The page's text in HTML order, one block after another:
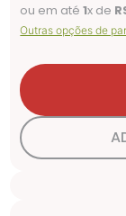
ou em até1x de
Outras opções de